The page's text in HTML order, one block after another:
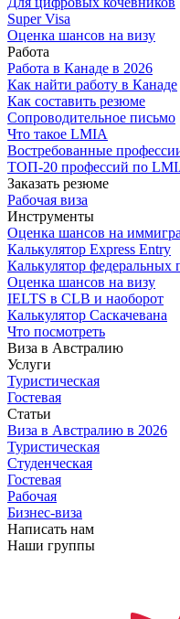
Super Visa
Оценка шансов на визу
Работа
Работа в Канаде в 2026
Как найти работу в Канаде
Как составить резюме
Сопроводительное письмо
Что такое LMIA
Востребованные
ТОП-20 профессий по
Заказать резюме
Рабочая виза
Инструменты
Оценка шансов на
Калькулятор Express Entry
Калькулятор федеральных
Оценка шансов на визу
IELTS в CLB и наоборот
Калькулятор Саскачевана
Что посмотреть
Виза в Австралию
Услуги
Туристическая
Гостевая
Статьи
Виза в Австралию в 2026
Туристическая
Студенческая
Гостевая
Рабочая
Бизнес-виза
Написать нам
Наши группы